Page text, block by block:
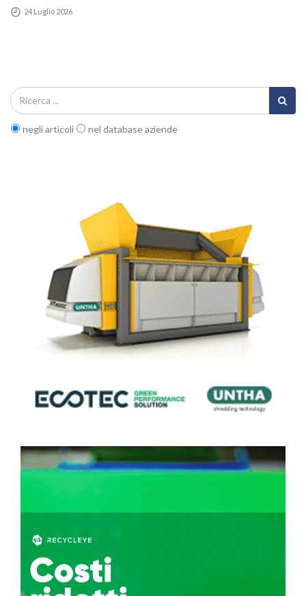
24 Luglio 2026
negli articoli nel database aziende